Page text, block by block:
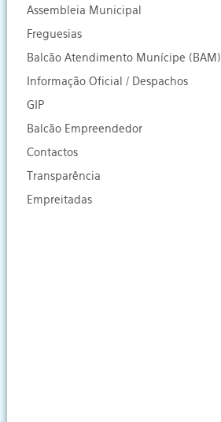
Assembleia Municipal
Freguesias
Balcão Atendimento Munícipe (BAM)
Informação Oficial / Despachos
GIP
Balcão Empreendedor
Contactos
Transparência
Empreitadas